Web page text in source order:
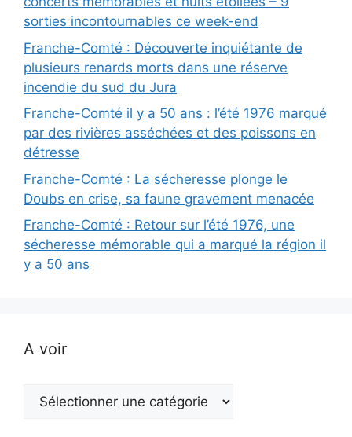
sorties incontournables ce week-end
Franche-Comté : Découverte inquiétante de
plusieurs renards morts dans une réserve
incendie du sud du Jura
Franche-Comté il y a 50 ans : l’été 1976 marqué
par des rivières asséchées et des poissons en
détresse
Franche-Comté : La sécheresse plonge le
Doubs en crise, sa faune gravement menacée
Franche-Comté : Retour sur l’été 1976, une
sécheresse mémorable qui a marqué la région il
y a 50 ans
A voir